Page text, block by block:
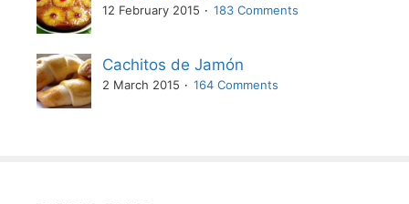
12 February 2015 183 Comments
Cachitos de Jamón
2 March 2015 164 Comments